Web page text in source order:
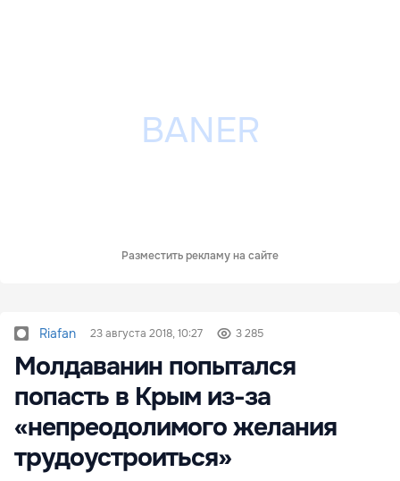
Разместить рекламу на сайте
Riafan 23 августа 2018, 10:27 3 285
Молдаванин попытался
попасть в Крым из-за
«непреодолимого желания
трудоустроиться»